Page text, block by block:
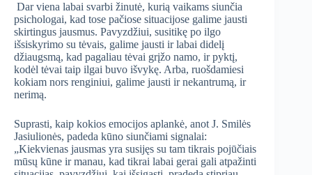
Dar viena labai svarbi žinutė, kurią vaikams siunčia
psichologai, kad tose pačiose situacijose galime jausti
skirtingus jausmus. Pavyzdžiui, susitikę po ilgo
išsiskyrimo su tėvais, galime jausti ir labai didelį
džiaugsmą, kad pagaliau tėvai grįžo namo, ir pyktį,
kodėl tėvai taip ilgai buvo išvykę. Arba, ruošdamiesi
kokiam nors renginiui, galime jausti ir nekantrumą, ir
nerimą.
Suprasti, kaip kokios emocijos aplankė, anot J. Smilės
Jasiulionės, padeda kūno siunčiami signalai:
„Kiekvienas jausmas yra susijęs su tam tikrais pojūčiais
mūsų kūne ir manau, kad tikrai labai gerai gali atpažinti